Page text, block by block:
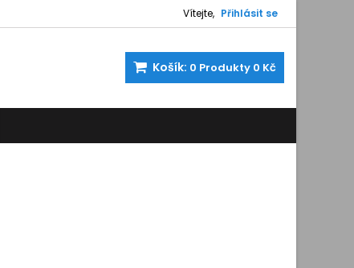
Vítejte, Přihlásit se
Košík: 0 Produkty 0 Kč